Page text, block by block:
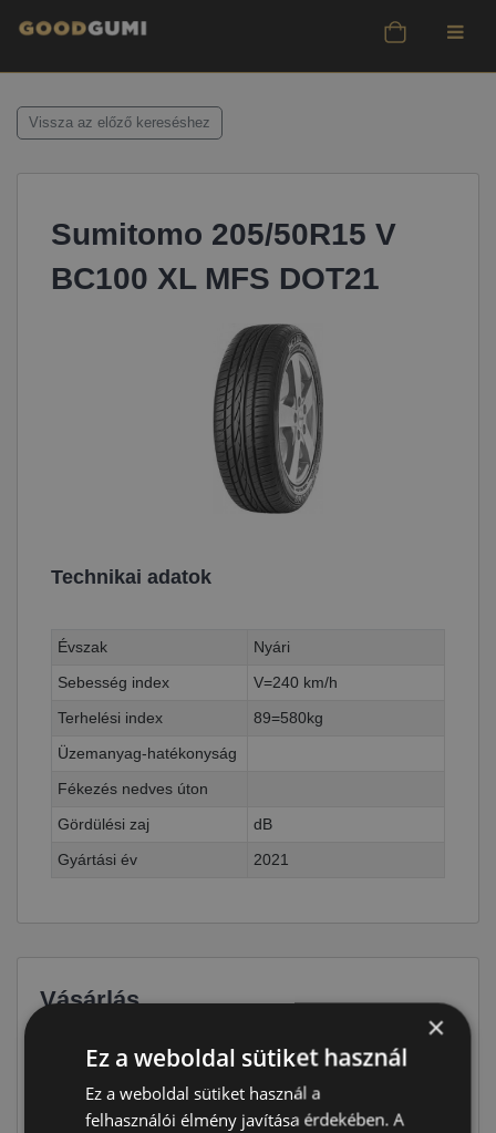
Vissza az előző kereséshez
Sumitomo 205/50R15 V
BC100 XL MFS DOT21
Technikai adatok
Évszak
Nyári
Sebesség index
V=240 km/h
Terhelési index
89=580kg
Üzemanyag-hatékonyság
Fékezés nedves úton
Gördülési zaj
dB
Gyártási év
2021
Vásárlás
14 090 Ft
Raktáron:
×
Ez a weboldal sütiket használ
Ez a weboldal sütiket használ a
felhasználói élmény javítása érdekében. A